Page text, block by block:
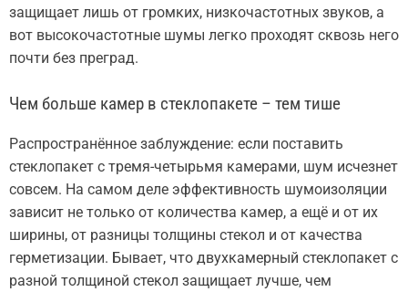
защищает лишь от громких, низкочастотных звуков, а
вот высокочастотные шумы легко проходят сквозь него
почти без преград.
Чем больше камер в стеклопакете – тем тише
Распространённое заблуждение: если поставить
стеклопакет с тремя-четырьмя камерами, шум исчезнет
совсем. На самом деле эффективность шумоизоляции
зависит не только от количества камер, а ещё и от их
ширины, от разницы толщины стекол и от качества
герметизации. Бывает, что двухкамерный стеклопакет с
разной толщиной стекол защищает лучше, чем